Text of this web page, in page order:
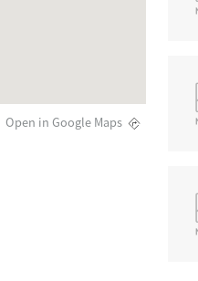
Open in Google Maps